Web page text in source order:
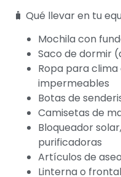
🧳 Qué llevar en tu
Mochila con
Saco de dormir
Ropa para
impermeables
Botas de
Camisetas de
Bloqueador
purificadoras
Artículos de
Linterna o